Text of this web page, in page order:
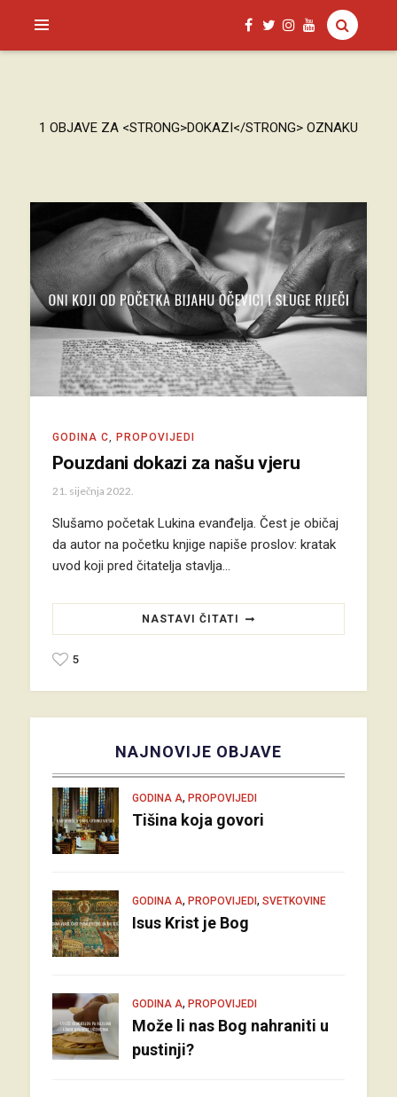
SAGUD.XYZ
1 OBJAVE ZA <STRONG>DOKAZI</STRONG> OZNAKU
GODINA C PROPOVIJEDI
Pouzdani dokazi za našu vjeru
21. siječnja 2022.
Slušamo početak Lukina evanđelja. Čest je običaj
da autor na početku knjige napiše proslov: kratak
uvod koji pred čitatelja stavlja…
NASTAVI ČITATI
5
NAJNOVIJE OBJAVE
GODINA A, PROPOVIJEDI
Tišina koja govori
GODINA A, PROPOVIJEDI, SVETKOVINE
Isus Krist je Bog
GODINA A, PROPOVIJEDI
Može li nas Bog nahraniti u
pustinji?